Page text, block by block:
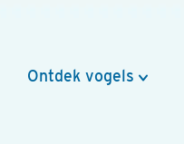
Ontdek vogels